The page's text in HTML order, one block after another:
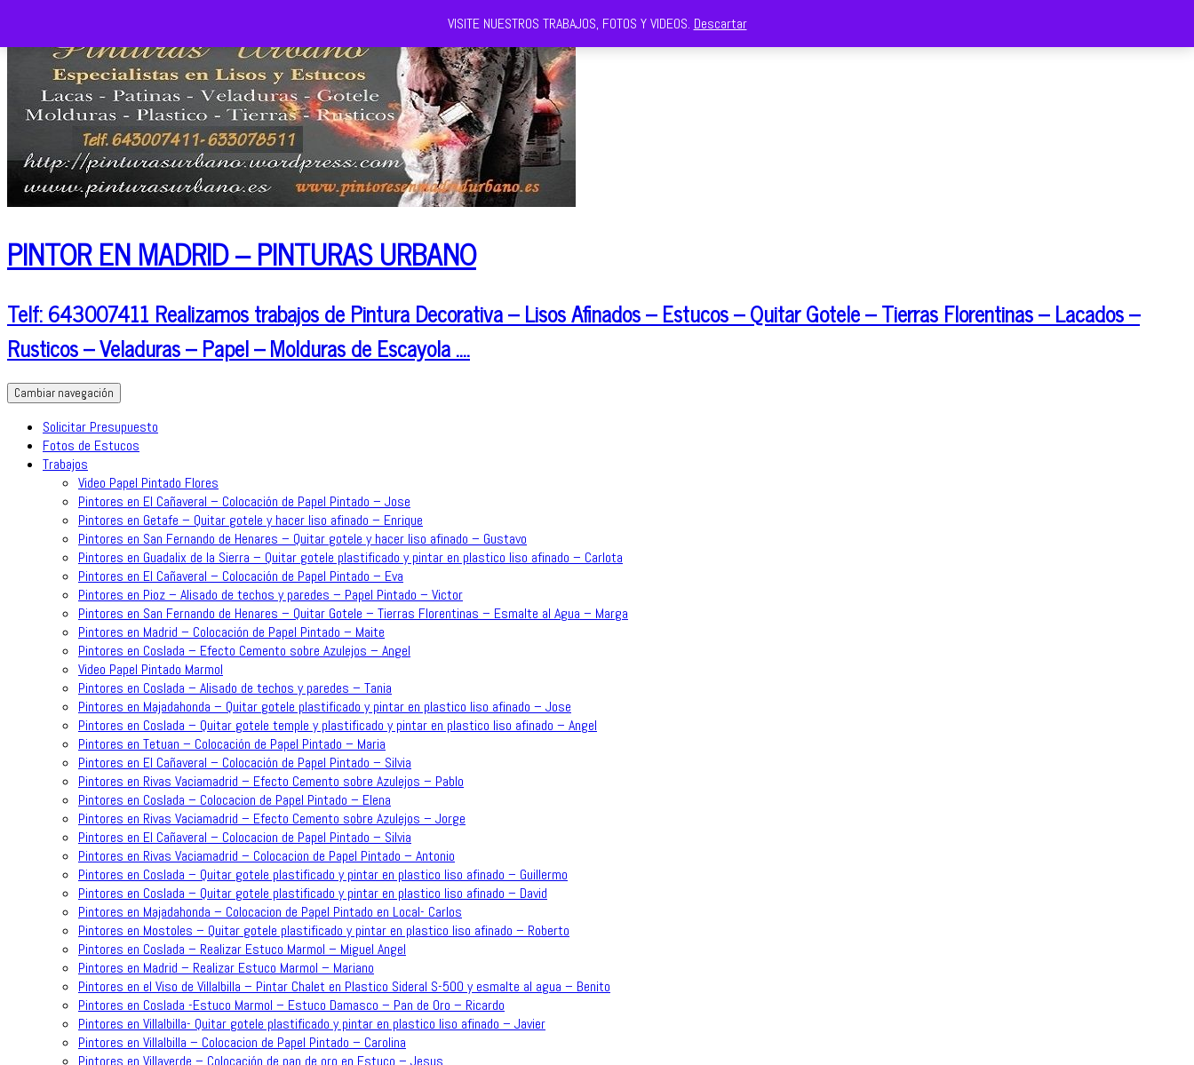
PINTOR EN MADRID – PINTURAS URBANO
Telf: 643007411 Realizamos trabajos de Pintura Decorativa – Lisos Afinados – Estucos – Quitar Gotele – Tierras Florentinas – Lacados –
Rusticos – Veladuras – Papel – Molduras de Escayola ….
Cambiar navegación
Solicitar Presupuesto
Fotos de Estucos
Trabajos
Video Papel Pintado Flores
Pintores en El Cañaveral – Colocación de Papel Pintado – Jose
Pintores en Getafe – Quitar gotele y hacer liso afinado – Enrique
Pintores en San Fernando de Henares – Quitar gotele y hacer liso afinado – Gustavo
Pintores en Guadalix de la Sierra – Quitar gotele plastificado y pintar en plastico liso afinado – Carlota
Pintores en El Cañaveral – Colocación de Papel Pintado – Eva
Pintores en Pioz – Alisado de techos y paredes – Papel Pintado – Victor
Pintores en San Fernando de Henares – Quitar Gotele – Tierras Florentinas – Esmalte al Agua – Marga
Pintores en Madrid – Colocación de Papel Pintado – Maite
Pintores en Coslada – Efecto Cemento sobre Azulejos – Angel
Video Papel Pintado Marmol
Pintores en Coslada – Alisado de techos y paredes – Tania
Pintores en Majadahonda – Quitar gotele plastificado y pintar en plastico liso afinado – Jose
Pintores en Coslada – Quitar gotele temple y plastificado y pintar en plastico liso afinado – Angel
Pintores en Tetuan – Colocación de Papel Pintado – Maria
Pintores en El Cañaveral – Colocación de Papel Pintado – Silvia
Pintores en Rivas Vaciamadrid – Efecto Cemento sobre Azulejos – Pablo
Pintores en Coslada – Colocacion de Papel Pintado – Elena
Pintores en Rivas Vaciamadrid – Efecto Cemento sobre Azulejos – Jorge
Pintores en El Cañaveral – Colocacion de Papel Pintado – Silvia
Pintores en Rivas Vaciamadrid – Colocacion de Papel Pintado – Antonio
Pintores en Coslada – Quitar gotele plastificado y pintar en plastico liso afinado – Guillermo
Pintores en Coslada – Quitar gotele plastificado y pintar en plastico liso afinado – David
Pintores en Majadahonda – Colocacion de Papel Pintado en Local- Carlos
Pintores en Mostoles – Quitar gotele plastificado y pintar en plastico liso afinado – Roberto
Pintores en Coslada – Realizar Estuco Marmol – Miguel Angel
Pintores en Madrid – Realizar Estuco Marmol – Mariano
Pintores en el Viso de Villalbilla – Pintar Chalet en Plastico Sideral S-500 y esmalte al agua – Benito
Pintores en Coslada -Estuco Marmol – Estuco Damasco – Pan de Oro – Ricardo
Pintores en Villalbilla- Quitar gotele plastificado y pintar en plastico liso afinado – Javier
Pintores en Villalbilla – Colocacion de Papel Pintado – Carolina
Pintores en Villaverde – Colocación de pan de oro en Estuco – Jesus
VISITE NUESTROS TRABAJOS, FOTOS Y VIDEOS. Descartar